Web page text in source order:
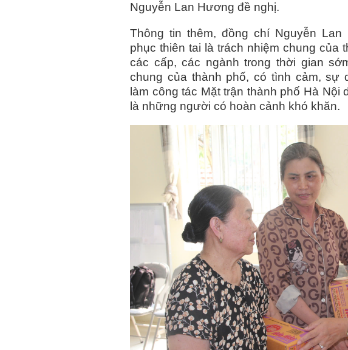
Nguyễn Lan Hương đề nghị.
Thông tin thêm, đồng chí Nguyễn
phục thiên tai là trách nhiệm chung của
các cấp, các ngành trong thời gian
chung của thành phố, có tình cảm, sự
làm công tác Mặt trận thành phố Hà Nội
là những người có hoàn cảnh khó khăn.